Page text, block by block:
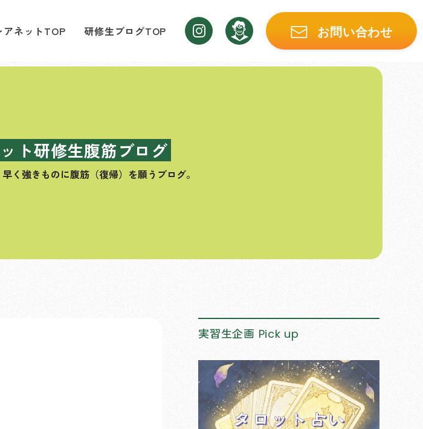
アネットTOP 研修生ブログTOP お問い合わせ
ト研修生腹筋ブログ
早く強きものに腹筋（復帰）を願うブログ。
実習生企画 Pick up